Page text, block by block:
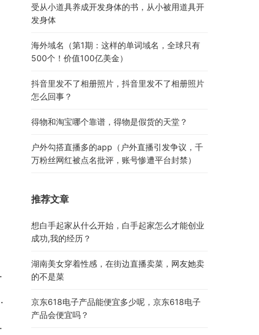
受从小道具养成开发身体的书，从小被用道具开
发身体
海外域名（第1期：这样的单词域名，全球只有
500个！价值100亿美金）
抖音里发不了相册照片，抖音里发不了相册照片
怎么回事？
得物和淘宝哪个靠谱，得物是假货的天堂？
户外勾搭直播多的app（户外直播引发争议，千
万粉丝网红被点名批评，账号惨遭平台封禁）
推荐文章
想白手起家从什么开始，白手起家怎么才能创业
成功,我的经历？
湖南美女穿着性感，在街边直播卖菜，网友她卖
的不是菜
京东618电子产品能便宜多少呢，京东618电子
产品会便宜吗？